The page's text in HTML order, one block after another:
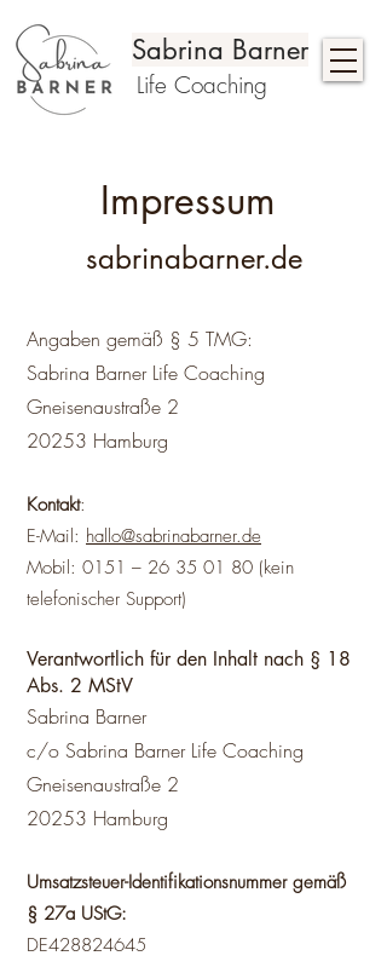
Sabrina Barner
Life Coaching
Impressum
sabrinabarner.de
Angaben gemäß § 5 TMG:
Sabrina Barner Life Coaching
Gneisenaustraße 2
20253 Hamburg
Kontakt:
E-Mail: hallo@sabrinabarner.de
Mobil: 0151 – 26 35 01 80 (kein
telefonischer Support)
Verantwortlich für den Inhalt nach § 18
Abs. 2 MStV
Sabrina Barner
c/o Sabrina Barner Life Coaching
Gneisenaustraße 2
20253 Hamburg
Umsatzsteuer-Identifikationsnummer gemäß
§ 27a UStG:
DE428824645